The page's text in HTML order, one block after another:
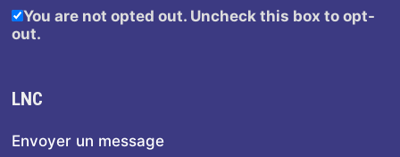
You are not opted out. Uncheck this box to opt-
out.
LNC
Envoyer un message